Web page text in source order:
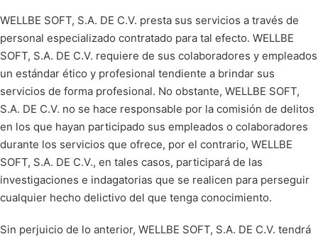
WELLBE SOFT, S.A. DE C.V. presta sus servicios a través de
personal especializado contratado para tal efecto. WELLBE
SOFT, S.A. DE C.V. requiere de sus colaboradores y empleados
un estándar ético y profesional tendiente a brindar sus
servicios de forma profesional. No obstante, WELLBE SOFT,
S.A. DE C.V. no se hace responsable por la comisión de delitos
en los que hayan participado sus empleados o colaboradores
durante los servicios que ofrece, por el contrario, WELLBE
SOFT, S.A. DE C.V., en tales casos, participará de las
investigaciones e indagatorias que se realicen para perseguir
cualquier hecho delictivo del que tenga conocimiento.
Sin perjuicio de lo anterior, WELLBE SOFT, S.A. DE C.V. tendrá